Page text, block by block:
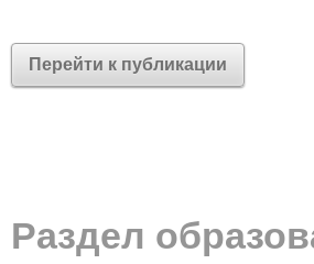
Перейти к публикации
Раздел